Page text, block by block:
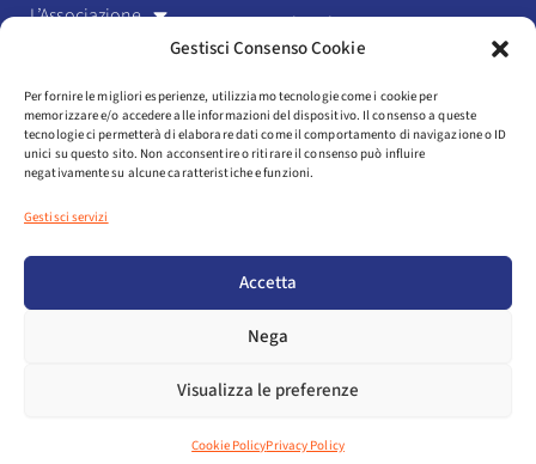
Gestisci Consenso Cookie
Per fornire le migliori esperienze, utilizziamo tecnologie come i cookie per
memorizzare e/o accedere alle informazioni del dispositivo. Il consenso a queste
tecnologie ci permetterà di elaborare dati come il comportamento di navigazione o ID
unici su questo sito. Non acconsentire o ritirare il consenso può influire
negativamente su alcune caratteristiche e funzioni.
Gestisci servizi
Accetta
Nega
Visualizza le preferenze
Cookie PolicyPrivacy Policy
L’Associazione
Il settore
Servizi
Link Utili
Cookie Policy
NEWSLETTER
AREA ASSOCIATI
COPYRIGHT © 2025 ASSOSPORT. ALL RIGHTS RESERVED